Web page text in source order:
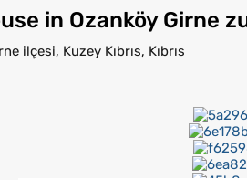
in Ozanköy Girne
ilçesi, Kuzey Kıbrıs, Kıbrıs